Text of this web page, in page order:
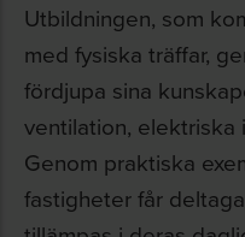
Utbildningen, som
med fysiska träffar,
fördjupa sina
ventilation, elektriska
Genom praktiska
fastigheter får